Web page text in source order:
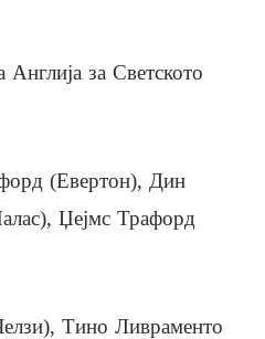
за Светското
(Евертон), Дин
Џејмс Трафорд
Тино Ливраменто